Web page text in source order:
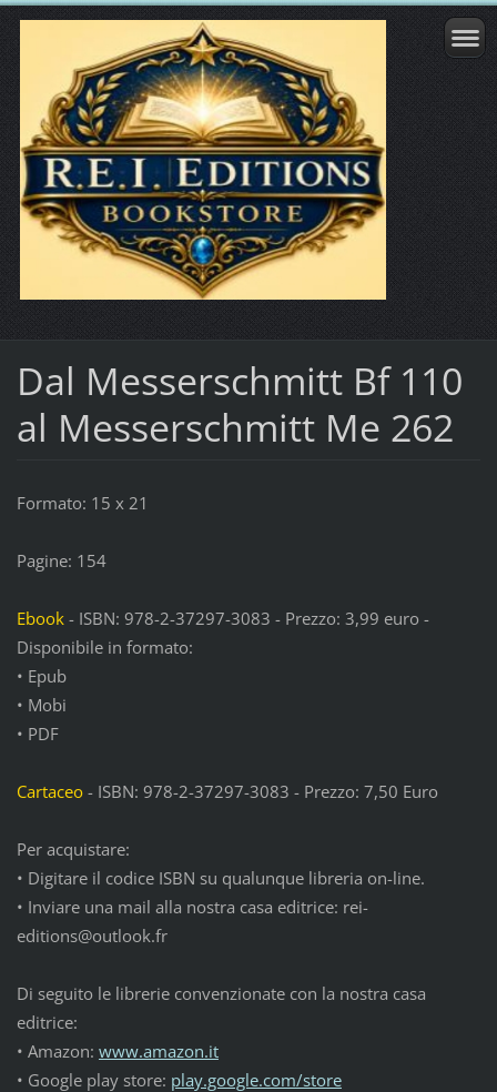
Dal Messerschmitt Bf 110
al Messerschmitt Me 262
Formato: 15 x 21
Pagine: 154
Ebook - ISBN: 978-2-37297-3083 - Prezzo: 3,99 euro -
Disponibile in formato:
• Epub
• Mobi
• PDF
Cartaceo- ISBN: 978-2-37297-3083 - Prezzo: 7,50 Euro
Per acquistare:
• Digitare il codice ISBN su qualunque libreria on-line.
• Inviare una mail alla nostra casa editrice: rei-
editions@outlook.fr
Di seguito le librerie convenzionate con la nostra casa
editrice:
• Amazon: www.amazon.it
• Google play store: play.google.com/store